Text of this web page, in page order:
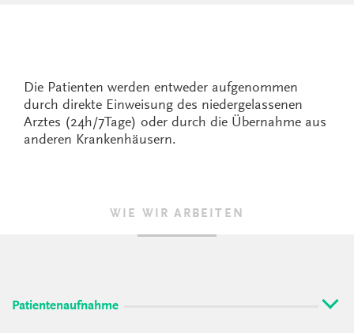
Die Patienten werden entweder aufgenommen
durch direkte Einweisung des niedergelassenen
Arztes (24h/7Tage) oder durch die Übernahme aus
anderen Krankenhäusern.
WIE WIR ARBEITEN
Patientenaufnahme